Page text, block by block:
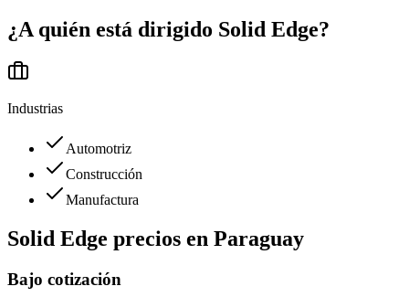
¿A quién está dirigido Solid Edge?
Industrias
Automotriz
Construcción
Manufactura
Solid Edge precios en Paraguay
Bajo cotización